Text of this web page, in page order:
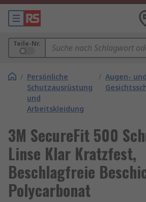
Teile-Nr.
/ Persönliche
Schutzausrüstung
und
Arbeitskleidung
/ Augen- und
3M SecureFit 500
Linse Klar Kratzfest,
Beschlagfreie
Polycarbonat